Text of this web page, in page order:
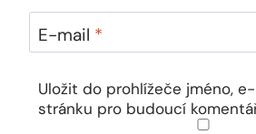
E-mail *
Uložit do prohlížeče jméno,
stránku pro budoucí